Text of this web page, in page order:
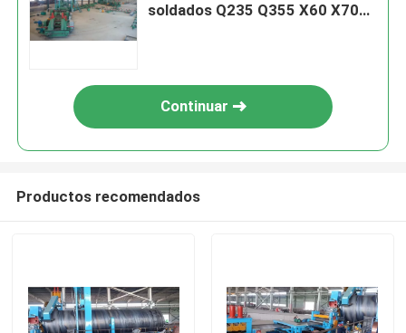
soldados Q235 Q355 X60 X70
Continuar
Productos recomendados